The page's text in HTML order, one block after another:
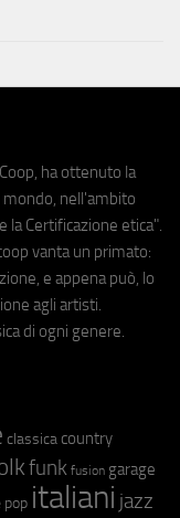
ha ottenuto la
mondo, nell'ambito
la Certificazione etica".
vanta un primato:
e appena può, lo
agli artisti.
di ogni genere.
classica country
funk fusion garage
pop italiani jazz